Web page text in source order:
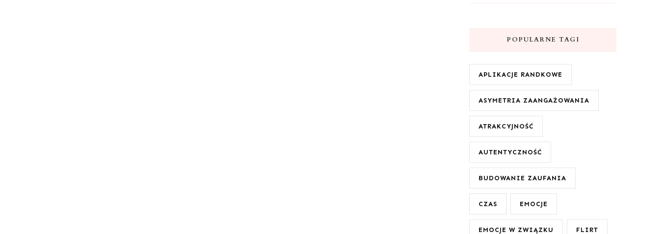
POPULARNE TAGI
APLIKACJE RANDKOWE
ASYMETRIA ZAANGAŻOWANIA
ATRAKCYJNOŚĆ
AUTENTYCZNOŚĆ
BUDOWANIE ZAUFANIA
CZAS EMOCJE
EMOCJE W ZWIĄZKU FLIRT